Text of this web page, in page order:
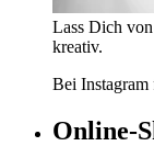
Lass Dich
kreativ.
Bei Instagram
Online-